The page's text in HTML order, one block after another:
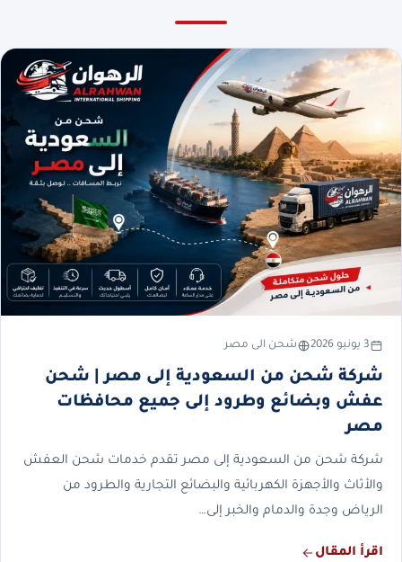
3 يونيو 2026 شحن الى مصر
شركة شحن من السعودية إلى مصر | شحن
عفش وبضائع وطرود إلى جميع محافظات
مصر
شركة شحن من السعودية إلى مصر تقدم خدمات شحن العفش
والأثاث والأجهزة الكهربائية والبضائع التجارية والطرود من
الرياض وجدة والدمام والخبر إلى…
اقرأ المقال